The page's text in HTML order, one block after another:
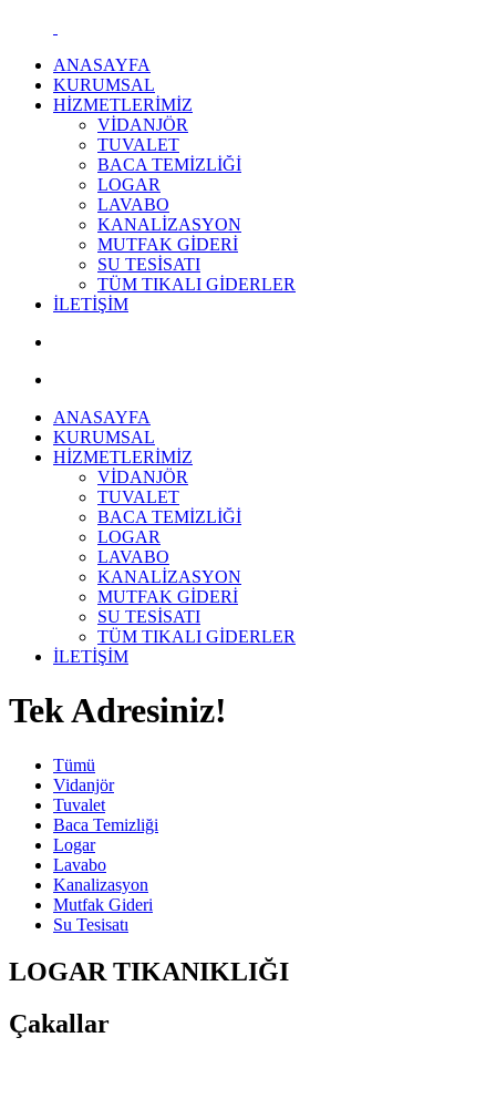
ANASAYFA
KURUMSAL
HİZMETLERİMİZ
VİDANJÖR
TUVALET
BACA TEMİZLİĞİ
LOGAR
LAVABO
KANALİZASYON
MUTFAK GİDERİ
SU TESİSATI
TÜM TIKALI GİDERLER
İLETİŞİM
ANASAYFA
KURUMSAL
HİZMETLERİMİZ
VİDANJÖR
TUVALET
BACA TEMİZLİĞİ
LOGAR
LAVABO
KANALİZASYON
MUTFAK GİDERİ
SU TESİSATI
TÜM TIKALI GİDERLER
İLETİŞİM
Tek Adresiniz!
Tümü
Vidanjör
Tuvalet
Baca Temizliği
Logar
Lavabo
Kanalizasyon
Mutfak Gideri
Su Tesisatı
LOGAR TIKANIKLIĞI
Çakallar